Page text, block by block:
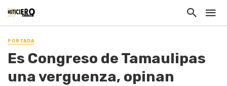
PORTADA
Es Congreso de Tamaulipas
una verguenza, opinan